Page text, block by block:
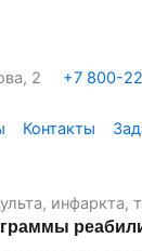
2 +7 800-
Контакты
инфаркта,